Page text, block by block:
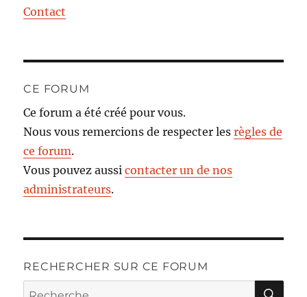
Contact
CE FORUM
Ce forum a été créé pour vous.
Nous vous remercions de respecter lesrègles de
ce forum.
Vous pouvez aussicontacter un de nos
administrateurs.
RECHERCHER SUR CE FORUM
Recherche